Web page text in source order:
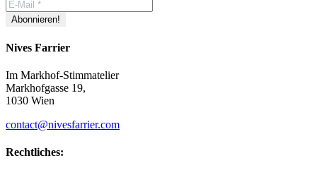
Nives Farrier
Im Markhof-Stimmatelier
Markhofgasse 19,
1030 Wien
contact@nivesfarrier.com
Rechtliches: